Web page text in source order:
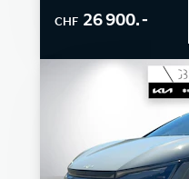
CHF 26 900.–